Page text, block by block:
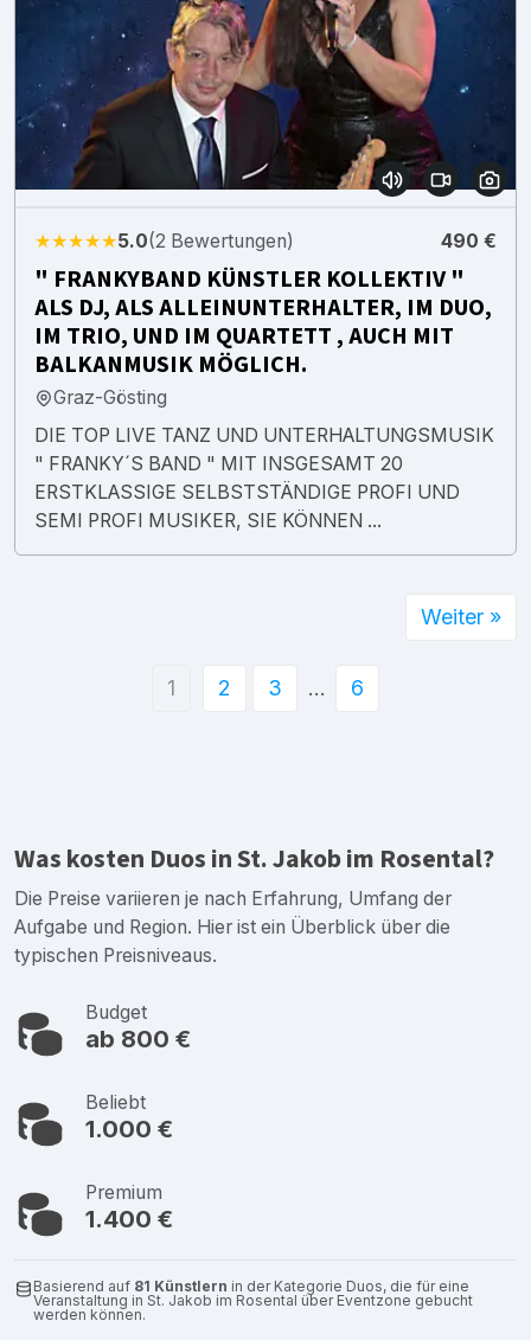
★★★★★5.0(2 Bewertungen) 490 €
" FRANKYBAND KÜNSTLER KOLLEKTIV "
ALS DJ, ALS ALLEINUNTERHALTER, IM DUO,
IM TRIO, UND IM QUARTETT , AUCH MIT
BALKANMUSIK MÖGLICH.
Graz-Gösting
DIE TOP LIVE TANZ UND UNTERHALTUNGSMUSIK
" FRANKY´S BAND " MIT INSGESAMT 20
ERSTKLASSIGE SELBSTSTÄNDIGE PROFI UND
SEMI PROFI MUSIKER, SIE KÖNNEN ...
1 2 3 … 6
Weiter »
Was kosten Duos in St. Jakob im Rosental?
Die Preise variieren je nach Erfahrung, Umfang der
Aufgabe und Region. Hier ist ein Überblick über die
typischen Preisniveaus.
Budget
ab 800 €
Beliebt
1.000 €
Premium
1.400 €
Basierend auf 81 Künstlern in der Kategorie Duos, die für eine
Veranstaltung in St. Jakob im Rosental über Eventzone gebucht
werden können.